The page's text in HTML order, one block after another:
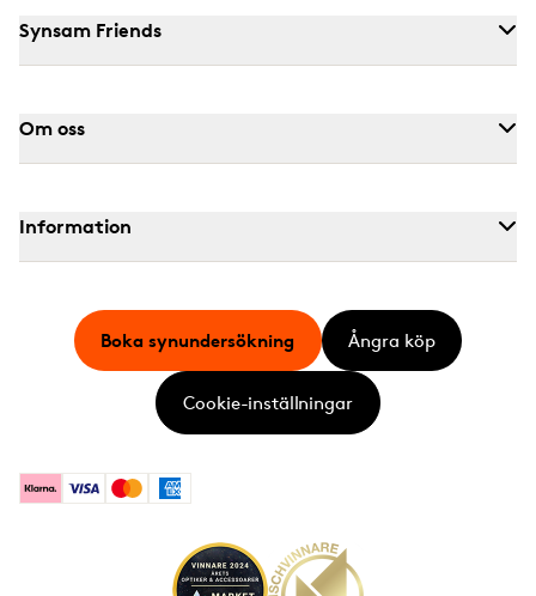
Synsam Friends
Om oss
Information
KlarnaVisa MastercardAmerican Express
Boka synundersökning Ångra köp
Cookie-inställningar